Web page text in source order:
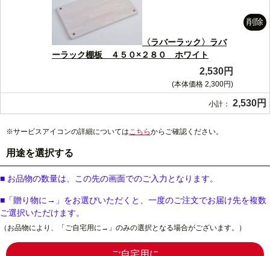
〈ラバーラック〉ラバ
ーラック棚板 ４５０×２８０ ホワイト
2,530円
(本体価格 2,300円)
小計： 2,530円
※サービスアイコンの詳細についてはこちらからご確認ください。
用途を選択する
■ お品物の数量は、この先の画面でのご入力となります。
■「贈り物に→」をお選びいただくと、一度のご注文でお届け先を複数
ご選択いただけます。
（お品物により、「ご自宅用に→」のみの選択となる場合がございます。）